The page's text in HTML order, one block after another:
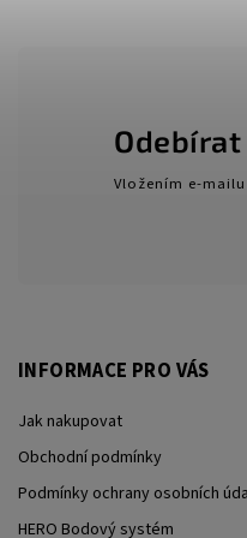
INFORMACE PRO VÁS
Jak nakupovat
Obchodní podmínky
Podmínky ochrany osobních
HERO Bodový systém
Vložením e-